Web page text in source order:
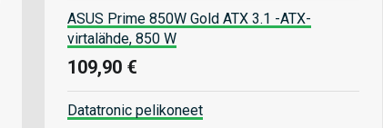
ASUS Prime 850W Gold ATX 3.1 -ATX-
virtalähde, 850 W
109,90 €
Datatronic pelikoneet